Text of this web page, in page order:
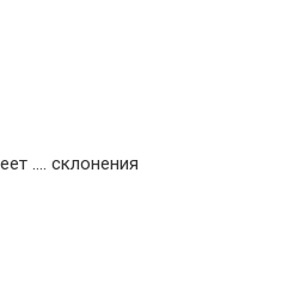
…. склонения